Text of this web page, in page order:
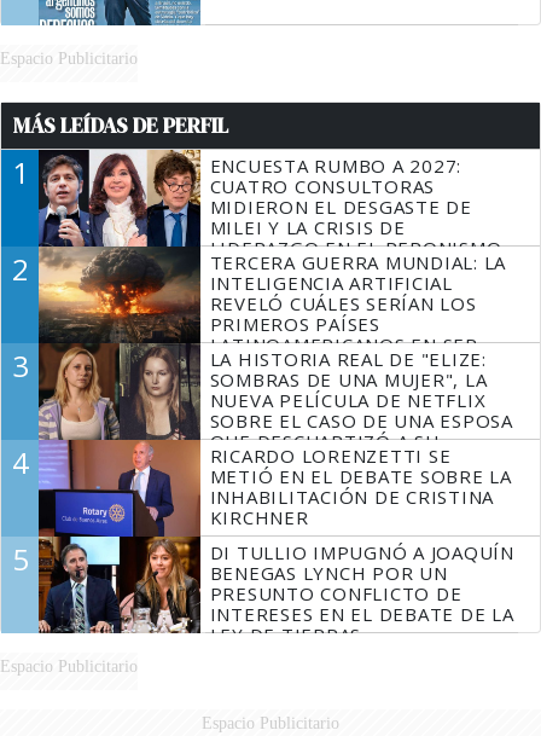
Espacio Publicitario
MÁS LEÍDAS DE PERFIL
1
ENCUESTA RUMBO A 2027:
CUATRO CONSULTORAS
MIDIERON EL DESGASTE DE
MILEI Y LA CRISIS DE
LIDERAZGO EN EL PERONISMO
2
TERCERA GUERRA MUNDIAL: LA
INTELIGENCIA ARTIFICIAL
REVELÓ CUÁLES SERÍAN LOS
PRIMEROS PAÍSES
LATINOAMERICANOS EN SER
DERROTADOS
3
LA HISTORIA REAL DE "ELIZE:
SOMBRAS DE UNA MUJER", LA
NUEVA PELÍCULA DE NETFLIX
SOBRE EL CASO DE UNA ESPOSA
QUE DESCUARTIZÓ A SU
MARIDO
4
RICARDO LORENZETTI SE
METIÓ EN EL DEBATE SOBRE LA
INHABILITACIÓN DE CRISTINA
KIRCHNER
5
DI TULLIO IMPUGNÓ A JOAQUÍN
BENEGAS LYNCH POR UN
PRESUNTO CONFLICTO DE
INTERESES EN EL DEBATE DE LA
LEY DE TIERRAS
Espacio Publicitario
Espacio Publicitario